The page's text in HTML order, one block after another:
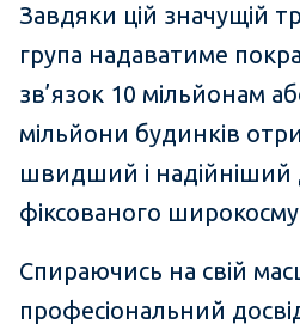
Завдяки цій значущій
група надаватиме
зв’язок 10 мільйонам
мільйони будинків
швидший і надійніший
фіксованого
Спираючись на свій
професіональний